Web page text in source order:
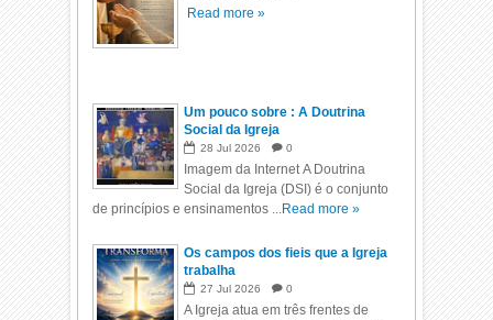
Read more »
Um pouco sobre : A Doutrina
Social da Igreja
28 Jul 2026 0
Imagem da Internet A Doutrina
Social da Igreja (DSI) é o conjunto
de princípios e ensinamentos ...Read more »
Os campos dos fieis que a Igreja
trabalha
27 Jul 2026 0
A Igreja atua em três frentes de